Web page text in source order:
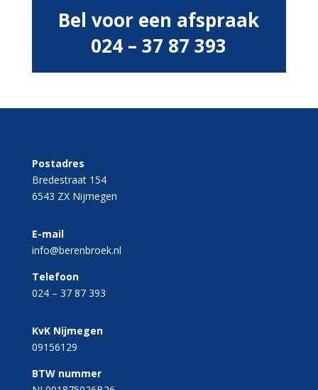
Bel voor een afspraak
024 – 37 87 393
Postadres
Bredestraat 154
6543 ZX Nijmegen
E-mail
info@berenbroek.nl
Telefoon
024 – 37 87 393
KvK Nijmegen
09156129
BTW nummer